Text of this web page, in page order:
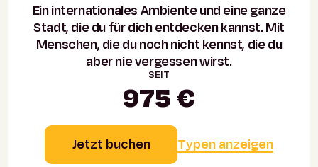
Ein internationales Ambiente und eine ganze
Stadt, die du für dich entdecken kannst. Mit
Menschen, die du noch nicht kennst, die du
aber nie vergessen wirst.
SEIT
975 €
Jetzt buchen Typen anzeigen